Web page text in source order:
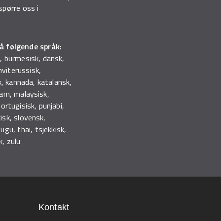
oss i
følgende språk:
burmesisk, dansk,
kannada, katalansk,
malaysisk,
punjabi,
slovensk,
thai, tsjekkisk,
zulu
Kontakt